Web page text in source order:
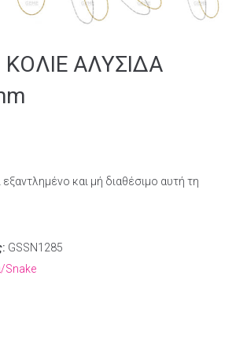
ΑΛΥΣΙΔΑ
εξαντλημένο και μή διαθέσιμο αυτή τη
GSSN1285
Snake